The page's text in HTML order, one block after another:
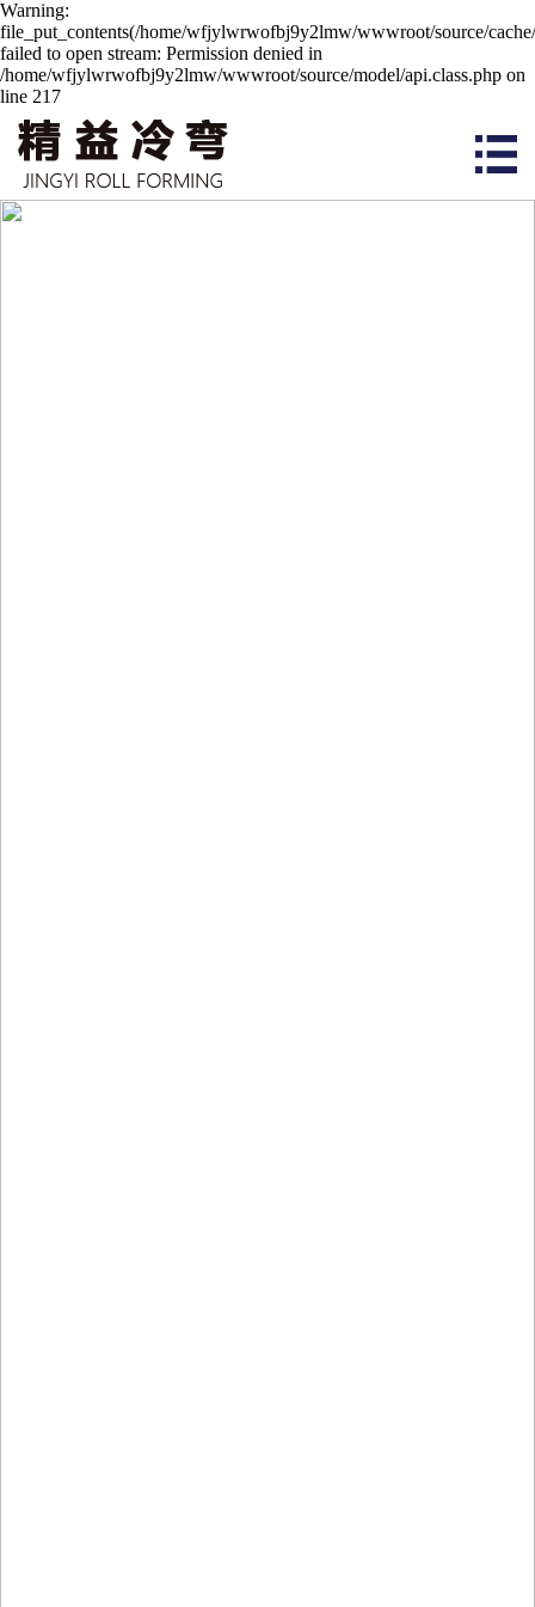
Warning:
file_put_contents(/home/wfjylwrwofbj9y2lmw/wwwroot/source/
failed to open stream: Permission denied in
/home/wfjylwrwofbj9y2lmw/wwwroot/source/model/api.class.php on
line 217